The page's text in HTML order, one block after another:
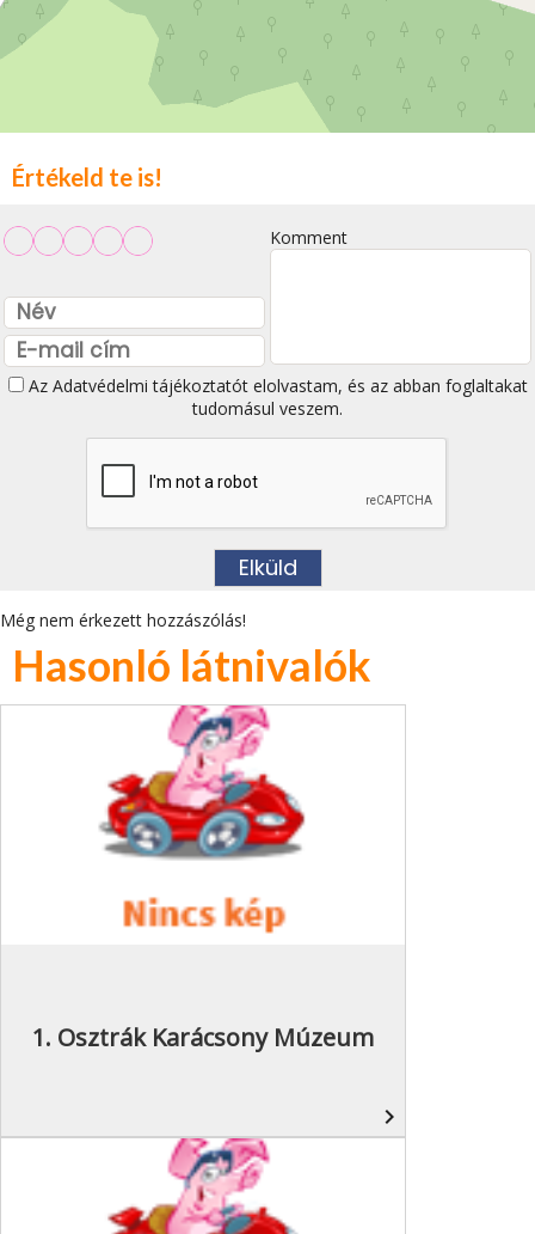
Értékeld te is!
Komment
Az Adatvédelmi tájékoztatótelolvastam, és az abban foglaltakat
tudomásul veszem.
Még nem érkezett hozzászólás!
Hasonló látnivalók
1. Osztrák Karácsony Múzeum
navigate_next